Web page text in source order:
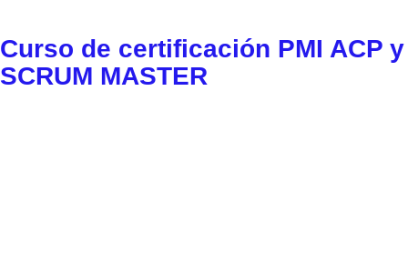
Curso de certificación PMI ACP y
SCRUM MASTER